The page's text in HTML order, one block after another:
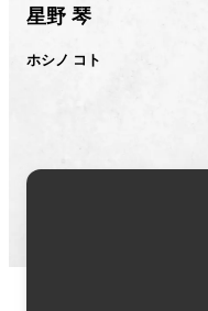
星野 琴
ホシノ コト